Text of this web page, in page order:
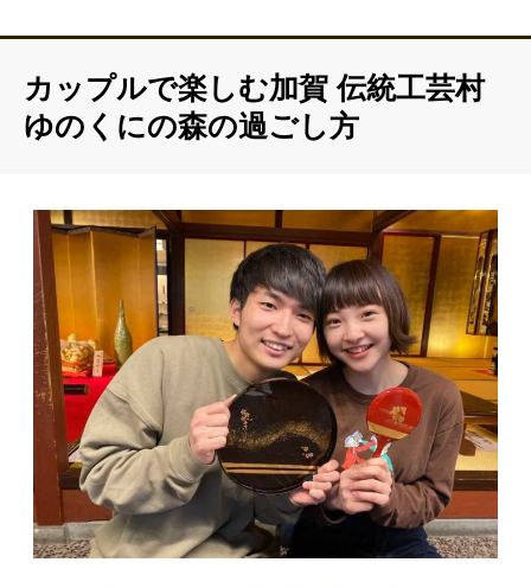
カップルで楽しむ加賀 伝統工芸村
ゆのくにの森の過ごし方